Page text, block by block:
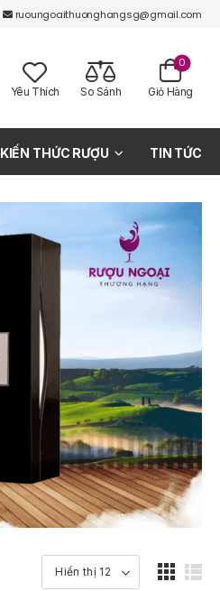
ruoungoaithuonghangsg@gmail.com
Yêu Thích So Sánh Giỏ Hàng
0
KIẾN THỨC RƯỢU TIN TỨC